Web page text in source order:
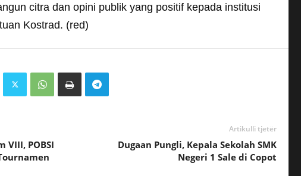
citra dan opini publik yang positif kepada institusi
Kostrad. (red)
VIII, POBSI
Artikulli tjetër
Dugaan Pungli, Kepala Sekolah SMK
Negeri 1 Sale di Copot